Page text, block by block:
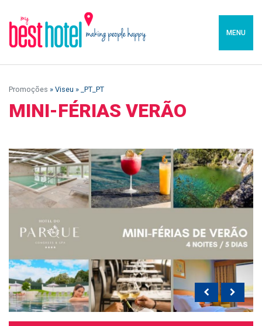
MENU
Promoções » Viseu » _PT_PT
MINI-FÉRIAS VERÃO